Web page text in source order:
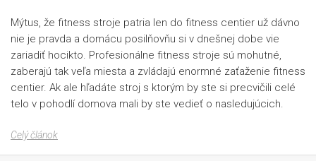
Mýtus, že fitness stroje patria len do fitness centier už dávno
nie je pravda a domácu posilňovňu si v dnešnej dobe vie
zariadiť hocikto. Profesionálne fitness stroje sú mohutné,
zaberajú tak veľa miesta a zvládajú enormné zaťaženie fitness
centier. Ak ale hľadáte stroj s ktorým by ste si precvičili celé
telo v pohodlí domova mali by ste vedieť o nasledujúcich.
Celý článok